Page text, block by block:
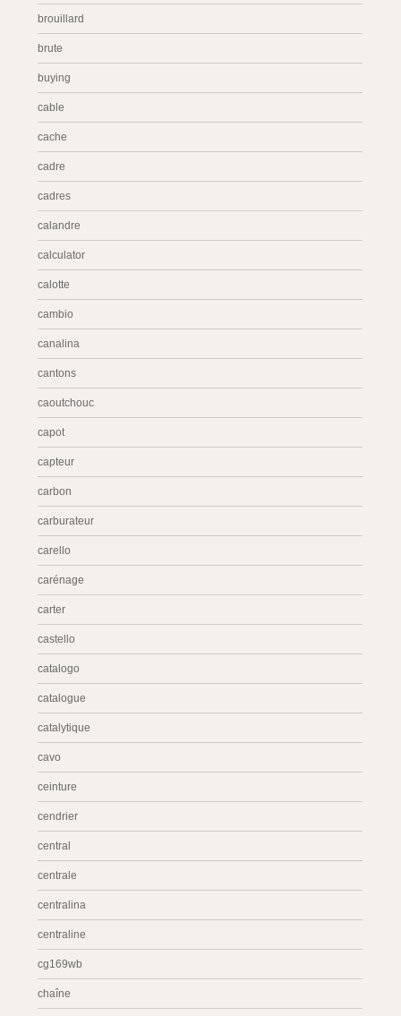
brouillard
brute
buying
cable
cache
cadre
cadres
calandre
calculator
calotte
cambio
canalina
cantons
caoutchouc
capot
capteur
carbon
carburateur
carello
carénage
carter
castello
catalogo
catalogue
catalytique
cavo
ceinture
cendrier
central
centrale
centralina
centraline
cg169wb
chaîne